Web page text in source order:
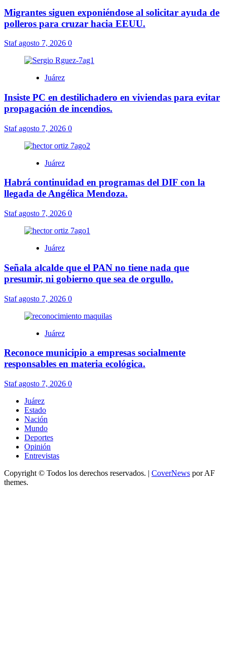
Migrantes siguen exponiéndose al solicitar ayuda de
polleros para cruzar hacia EEUU.
Stafagosto 7, 2026 0
Juárez
Insiste PC en destilichadero en viviendas para evitar
propagación de incendios.
Stafagosto 7, 2026 0
Juárez
Habrá continuidad en programas del DIF con la
llegada de Angélica Mendoza.
Stafagosto 7, 2026 0
Juárez
Señala alcalde que el PAN no tiene nada que
presumir, ni gobierno que sea de orgullo.
Stafagosto 7, 2026 0
Juárez
Reconoce municipio a empresas socialmente
responsables en materia ecológica.
Stafagosto 7, 2026 0
Juárez
Estado
Nación
Mundo
Deportes
Opinión
Entrevistas
Copyright © Todos los derechos reservados. | CoverNews por AF
themes.